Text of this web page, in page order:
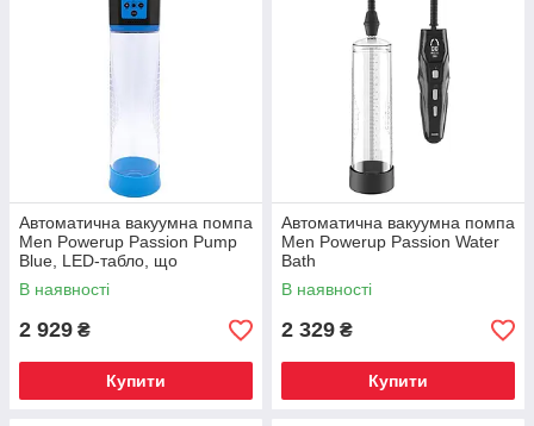
Автоматична вакуумна помпа
Men Powerup Passion Pump
Blue, LED-табло, що
перезаряджається, 8 режимів
В наявності
2 929 ₴
Купити
Автоматична вакуумна помпа
Men Powerup Passion Water
Bath
В наявності
2 329 ₴
Купити